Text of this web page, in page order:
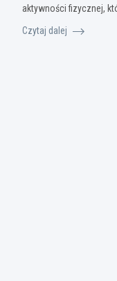
aktywności fizycznej,
Czytaj dalej